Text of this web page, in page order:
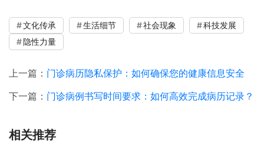
文化传承 生活细节 社会现象
科技发展
隐性力量
上一篇： 门诊病历隐私保护：如何确保您的健康信息安全
下一篇： 门诊病例书写时间要求：如何高效完成病历记录？
相关推荐